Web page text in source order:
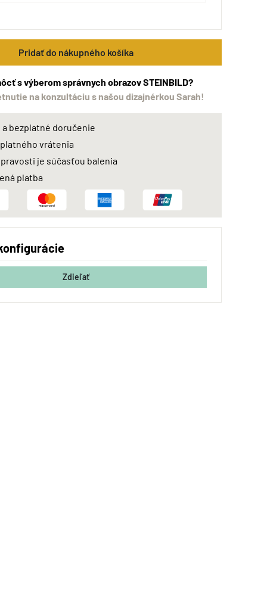
Pridať do nákupného košíka
s výberom správnych obrazov STEINBILD?
na konzultáciu s našou dizajnérkou Sarah!
bezplatné doručenie
vrátenia
je súčasťou balenia
platba
Zdieľať